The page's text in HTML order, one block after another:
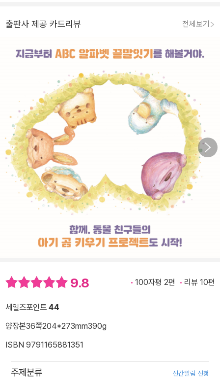
출판사 제공 카드리뷰 전체보기
9.8 100자평 2편 리뷰 10편
세일즈포인트 44
양장본36쪽204*273mm390g
ISBN 9791165881351
주제분류 신간알림 신청